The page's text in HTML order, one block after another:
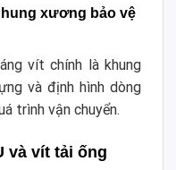
xương bảo vệ
vít chính là khung
và định hình dòng
trình vận chuyển.
và vít tải ống